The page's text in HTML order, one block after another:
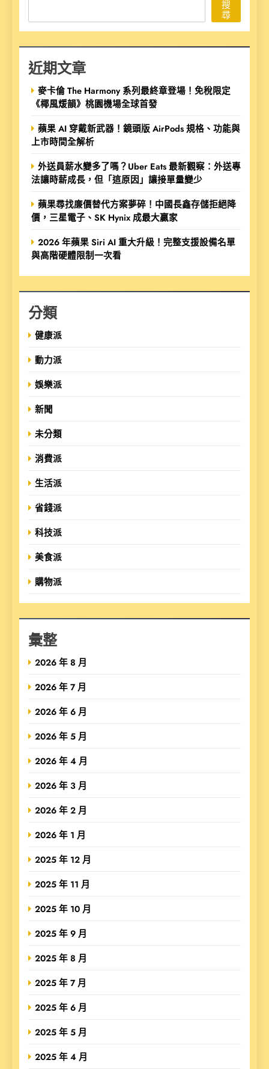
搜
尋
近期文章
麥卡倫 The Harmony 系列最終章登場！免稅限定
《椰風煖韻》桃園機場全球首發
蘋果 AI 穿戴新武器！鏡頭版 AirPods 規格、功能與
上市時間全解析
外送員薪水變多了嗎？Uber Eats 最新觀察：外送專
法讓時薪成長，但「這原因」讓接單量變少
蘋果尋找廉價替代方案夢碎！中國長鑫存儲拒絕降
價，三星電子、SK Hynix 成最大贏家
2026 年蘋果 Siri AI 重大升級！完整支援設備名單
與高階硬體限制一次看
分類
健康派
動力派
娛樂派
新聞
未分類
消費派
生活派
省錢派
科技派
美食派
購物派
彙整
2026 年 8 月
2026 年 7 月
2026 年 6 月
2026 年 5 月
2026 年 4 月
2026 年 3 月
2026 年 2 月
2026 年 1 月
2025 年 12 月
2025 年 11 月
2025 年 10 月
2025 年 9 月
2025 年 8 月
2025 年 7 月
2025 年 6 月
2025 年 5 月
2025 年 4 月